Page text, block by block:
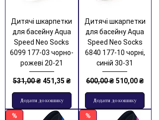
Дитячі шкарпетки
для басейну Aqua
Speed Neo Socks
6099 177-03 чорно-
рожеві 20-21
Звичайна ціна
531,00 ₴ За розпродажем
451,35 ₴
Додати до кошику
Дитячі шкарпетки
для басейну Aqua
Speed Neo Socks
6840 177-10 чорні,
синій 30-31
Звичайна ціна
600,00 ₴ За
510,00 ₴
Додати до кошику
% %